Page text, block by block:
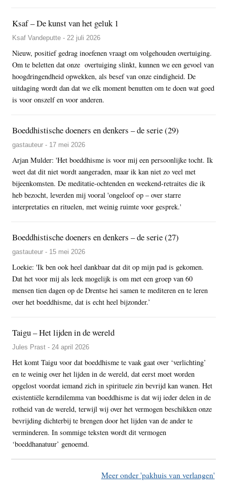
Ksaf – De kunst van het geluk 1
Ksaf Vandeputte - 22 juli 2026
Nieuw, positief gedrag inoefenen vraagt om volgehouden overtuiging.
Om te beletten dat onze overtuiging slinkt, kunnen we een gevoel van
hoogdringendheid opwekken, als besef van onze eindigheid. De
uitdaging wordt dan dat we elk moment benutten om te doen wat goed
is voor onszelf en voor anderen.
Boeddhistische doeners en denkers – de serie (29)
gastauteur - 17 mei 2026
Arjan Mulder: 'Het boeddhisme is voor mij een persoonlijke tocht. Ik
weet dat dit niet wordt aangeraden, maar ik kan niet zo veel met
bijeenkomsten. De meditatie-ochtenden en weekend-retraites die ik
heb bezocht, leverden mij vooral 'ongeloof op – over starre
interpretaties en rituelen, met weinig ruimte voor gesprek.'
Boeddhistische doeners en denkers – de serie (27)
gastauteur - 15 mei 2026
Loekie: 'Ik ben ook heel dankbaar dat dit op mijn pad is gekomen.
Dat het voor mij als leek mogelijk is om met een groep van 60
mensen tien dagen op de Drentse hei samen te mediteren en te leren
over het boeddhisme, dat is echt heel bijzonder.’
Taigu – Het lijden in de wereld
Jules Prast - 24 april 2026
Het komt Taigu voor dat boeddhisme te vaak gaat over ‘verlichting’
en te weinig over het lijden in de wereld, dat eerst moet worden
opgelost voordat iemand zich in spirituele zin bevrijd kan wanen. Het
existentiële kerndilemma van boeddhisme is dat wij ieder delen in de
rotheid van de wereld, terwijl wij over het vermogen beschikken onze
bevrijding dichterbij te brengen door het lijden van de ander te
verminderen. In sommige teksten wordt dit vermogen
‘boeddhanatuur’ genoemd.
Meer onder 'pakhuis van verlangen'